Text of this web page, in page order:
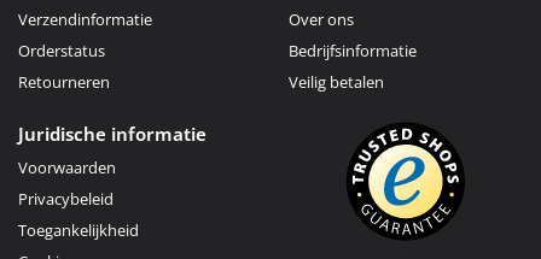
Verzendinformatie
Orderstatus
Retourneren
Over ons
Bedrijfsinformatie
Veilig betalen
Juridische informatie
Voorwaarden
Privacybeleid
Toegankelijkheid